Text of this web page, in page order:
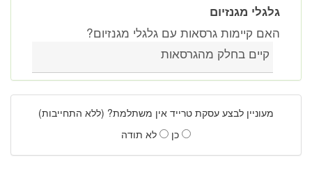
גלגלי מגנזיום
האם קיימות גרסאות עם גלגלי מגנזיום?
קיים בחלק מהגרסאות
מעוניין לבצע עסקת טרייד אין משתלמת? (ללא התחייבות)
כן
לא תודה